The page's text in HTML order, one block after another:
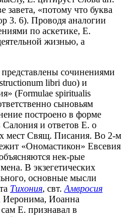
завета, «потому что буква
3. 6). Проводя аналогии
по аскетике, Е.
жизнью, а
сочинениями
libri duo) и
(Formulae spiritualis
сыновьям
построено в форме
Салония и ответов Е. о
мест Свящ. Писания. Во 2-м
«Ономастикон» Евсевия
нек-рые
В экзегетических
основные мысли
Тихония, свт. Амвросия
Иеронима, Иоанна
Е. признавал в